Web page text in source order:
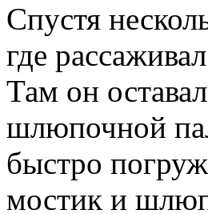
Спустя
где
Там он
шлюпочной
быстро
мостик и